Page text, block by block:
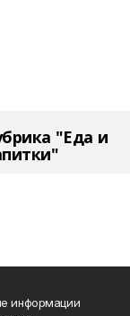
"Еда и
информации